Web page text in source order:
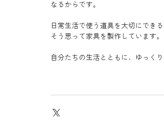
なるからです。
日常生活で使う道具を大切にでき
そう思って家具を製作しています。
自分たちの生活とともに、ゆっく